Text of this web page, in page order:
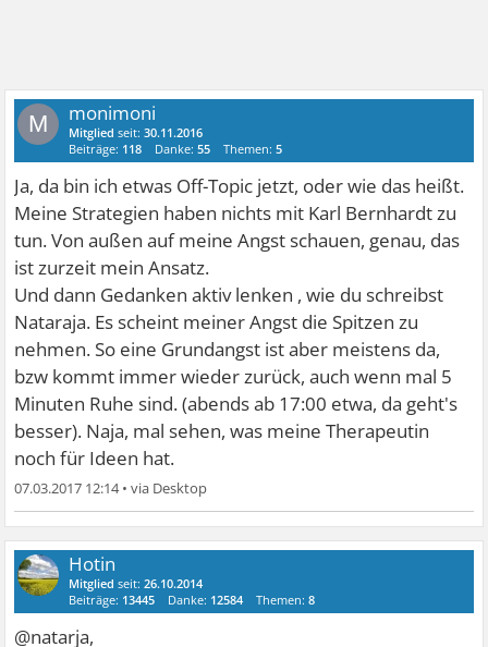
M monimoni
Mitglied seit:30.11.2016
Beiträge: 118 Danke:55 Themen:5
Ja, da bin ich etwas Off-Topic jetzt, oder wie das heißt.
Meine Strategien haben nichts mit Karl Bernhardt zu
tun. Von außen auf meine Angst schauen, genau, das
ist zurzeit mein Ansatz.
Und dann Gedanken aktiv lenken , wie du schreibst
Nataraja. Es scheint meiner Angst die Spitzen zu
nehmen. So eine Grundangst ist aber meistens da,
bzw kommt immer wieder zurück, auch wenn mal 5
Minuten Ruhe sind. (abends ab 17:00 etwa, da geht's
besser). Naja, mal sehen, was meine Therapeutin
noch für Ideen hat.
07.03.2017 12:14•
Hotin
Mitglied seit:26.10.2014
Beiträge: 13445 Danke: 12584 Themen:8
@natarja,